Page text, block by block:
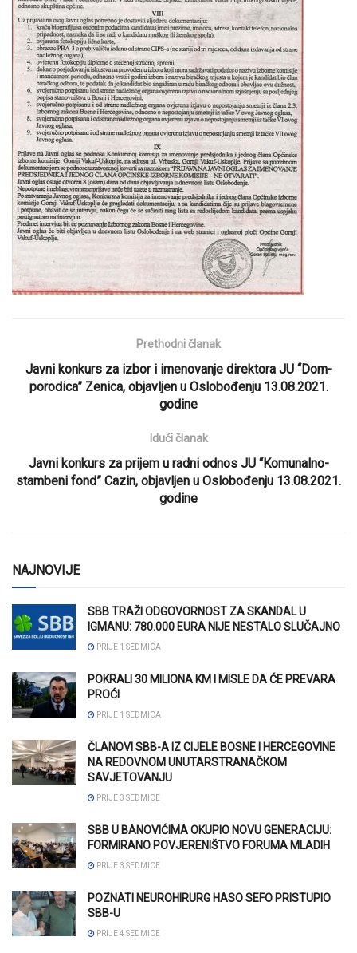
Prethodni članak
Javni konkurs za izbor i imenovanje direktora JU “Dom-
porodica” Zenica, objavljen u Oslobođenju 13.08.2021.
godine
Idući članak
Javni konkurs za prijem u radni odnos JU “Komunalno-
stambeni fond” Cazin, objavljen u Oslobođenju 13.08.2021.
godine
NAJNOVIJE
SBB TRAŽI ODGOVORNOST ZA SKANDAL U
IGMANU: 780.000 EURA NIJE NESTALO SLUČAJNO
PRIJE 1 SEDMICA
POKRALI 30 MILIONA KM I MISLE DA ĆE PREVARA
PROĆI
PRIJE 1 SEDMICA
ČLANOVI SBB-A IZ CIJELE BOSNE I HERCEGOVINE
NA REDOVNOM UNUTARSTRANAČKOM
SAVJETOVANJU
PRIJE 3 SEDMICE
SBB U BANOVIĆIMA OKUPIO NOVU GENERACIJU:
FORMIRANO POVJERENIŠTVO FORUMA MLADIH
PRIJE 3 SEDMICE
POZNATI NEUROHIRURG HASO SEFO PRISTUPIO
SBB-U
PRIJE 4 SEDMICE